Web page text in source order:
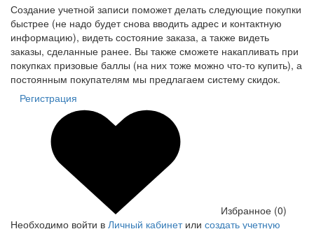
Создание учетной записи поможет делать следующие покупки
быстрее (не надо будет снова вводить адрес и контактную
информацию), видеть состояние заказа, а также видеть
заказы, сделанные ранее. Вы также сможете накапливать при
покупках призовые баллы (на них тоже можно что-то купить), а
постоянным покупателям мы предлагаем систему скидок.
Регистрация
Избранное (0)
Необходимо войти в Личный кабинетили создать учетную